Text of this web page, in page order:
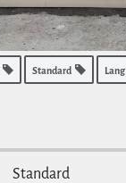
Standard Lang
Standard